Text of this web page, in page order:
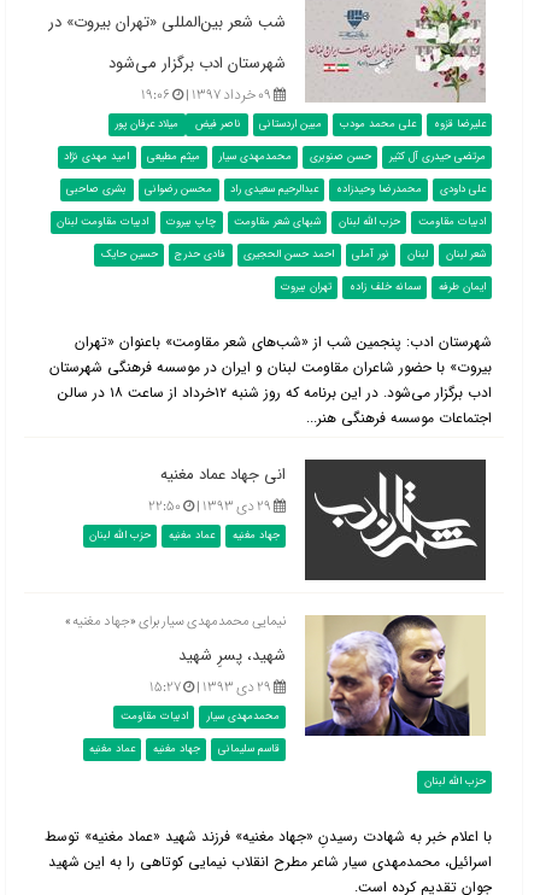
شب شعر بین‌المللی «تهران بیروت» در
شهرستان ادب برگزار می‌شود
۰۹ خرداد ۱۳۹۷ | ۱۹:۰۶
علیرضا قزوه علی محمد مودب مبین اردستانی ناصر فیض
میلاد عرفان پور
مرتضی حیدری آل کثیر
حسن صنوبری محمدمهدی سیار میثم مطیعی
امید مهدی نژاد
علی داودی
محمدرضا وحیدزاده عبدالرحیم سعیدی راد محسن رضوانی
بشری صاحبی
ادبیات مقاومت
حزب الله لبنان شبهای شعر مقاومت چاپ بیروت
ادبیات مقاومت لبنان
شعر لبنان
لبنان نور آملی احمد حسن الحجیری فادی حدرج
حسین حایک
ایمان طرفه
سمانه خلف‌ زاده تهران بیروت
شهرستان ادب: پنجمین شب از «شب‌های شعر مقاومت» باعنوان «تهران
بیروت» با حضور شاعران مقاومت لبنان و ایران در موسسه فرهنگی شهرستان
ادب برگزار می‌شود. در این برنامه که روز شنبه ۱۲خرداد از ساعت ۱۸ در سالن
اجتماعات موسسه فرهنگی هنر...
انی جهاد عماد مغنیه
۲۹ دی ۱۳۹۳ | ۲۲:۵۰
جهاد مغنیه عماد مغنیه حزب الله لبنان
نیمایی محمدمهدی سیار برای «جهاد مغنیه»
شهید، پسرِ شهید
۲۹ دی ۱۳۹۳ | ۱۵:۲۷
محمدمهدی سیار
ادبیات مقاومت
قاسم سلیمانی
جهاد مغنیه
عماد مغنیه
حزب الله لبنان
با اعلام خبر به شهادت رسیدنِ «جهاد مغنیه» فرزند شهید «عماد مغنیه» توسط
اسرائیل، محمدمهدی سیار شاعر مطرح انقلاب نیمایی کوتاهی را به این شهید
جوان تقدیم کرده است.